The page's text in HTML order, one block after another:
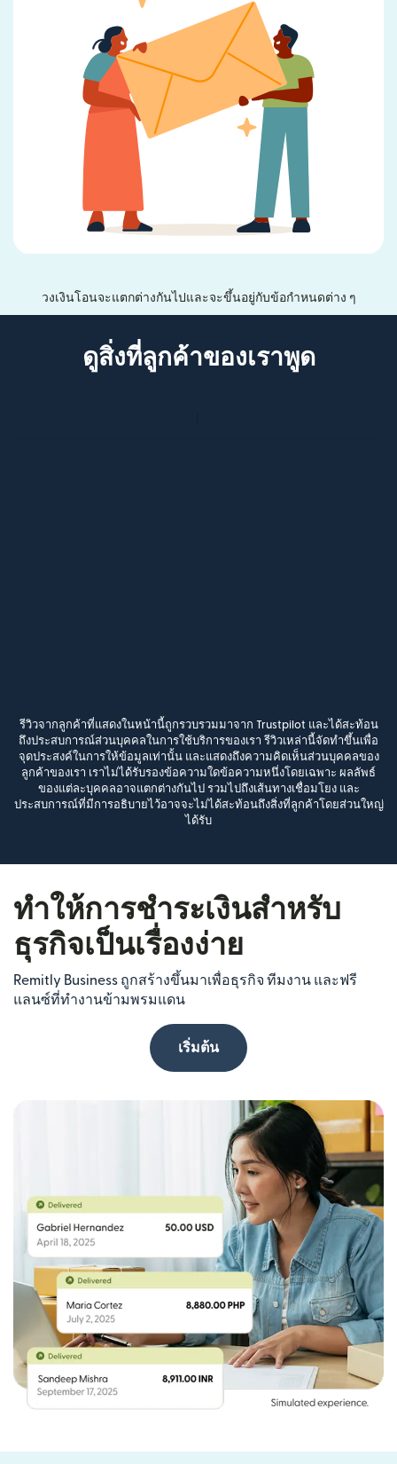
วงเงินโอนจะแตกต่างกันไปและจะขึ้นอยู่กับข้อกำหนดต่าง ๆ
ดูสิ่งที่ลูกค้าของเราพูด
รีวิวจากลูกค้าที่แสดงในหน้านี้ถูกรวบรวมมาจาก Trustpilot และได้สะท้อน
ถึงประสบการณ์ส่วนบุคคลในการใช้บริการของเรา รีวิวเหล่านี้จัดทำขึ้นเพื่อ
จุดประสงค์ในการให้ข้อมูลเท่านั้น และแสดงถึงความคิดเห็นส่วนบุคคลของ
ลูกค้าของเรา เราไม่ได้รับรองข้อความใดข้อความหนึ่งโดยเฉพาะ ผลลัพธ์
ของแต่ละบุคคลอาจแตกต่างกันไป รวมไปถึงเส้นทางเชื่อมโยง และ
ประสบการณ์ที่มีการอธิบายไว้อาจจะไม่ได้สะท้อนถึงสิ่งที่ลูกค้าโดยส่วนใหญ่
ได้รับ
ทำให้การชำระเงินสำหรับ
ธุรกิจเป็นเรื่องง่าย
Remitly Business ถูกสร้างขึ้นมาเพื่อธุรกิจ ทีมงาน และฟรี
แลนซ์ที่ทำงานข้ามพรมแดน
เริ่มต้น